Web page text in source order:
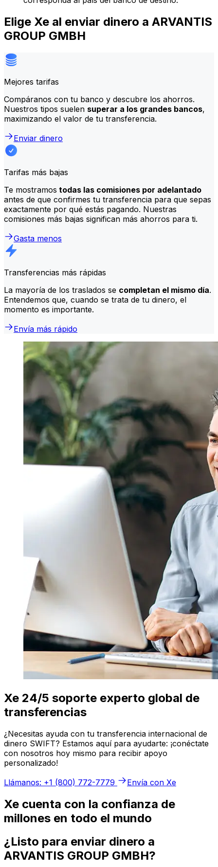
Elige Xe al enviar dinero a ARVANTIS
GROUP GMBH
Mejores tarifas
Compáranos con tu banco y descubre los ahorros.
Nuestros tipos suelen superar a los grandes bancos,
maximizando el valor de tu transferencia.
Enviar dinero
Tarifas más bajas
Te mostramos todas las comisiones por adelantado
antes de que confirmes tu transferencia para que sepas
exactamente por qué estás pagando. Nuestras
comisiones más bajas significan más ahorros para ti.
Gasta menos
Transferencias más rápidas
La mayoría de los traslados se completan el mismo día.
Entendemos que, cuando se trata de tu dinero, el
momento es importante.
Envía más rápido
Xe 24/5 soporte experto global de
transferencias
¿Necesitas ayuda con tu transferencia internacional de
dinero SWIFT? Estamos aquí para ayudarte: ¡conéctate
con nosotros hoy mismo para recibir apoyo
personalizado!
Llámanos: +1 (800) 772-7779
Envía con Xe
Xe cuenta con la confianza de
millones en todo el mundo
¿Listo para enviar dinero a
ARVANTIS GROUP GMBH?